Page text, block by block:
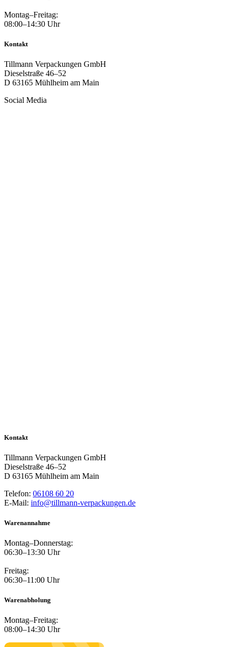
Montag–Freitag:
08:00–14:30 Uhr
Kontakt
Tillmann Verpackungen GmbH
Dieselstraße 46–52
D 63165 Mühlheim am Main
Social Media
Kontakt
Tillmann Verpackungen GmbH
Dieselstraße 46–52
D 63165 Mühlheim am Main
Telefon: 06108 60 20
E-Mail: info@tillmann-verpackungen.de
Warenannahme
Montag–Donnerstag:
06:30–13:30 Uhr
Freitag:
06:30–11:00 Uhr
Warenabholung
Montag–Freitag:
08:00–14:30 Uhr